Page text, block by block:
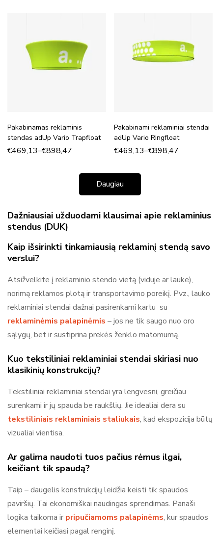
Pakabinamas reklaminis
stendas adUp Vario Trapfloat
€469,13–€898,47
Pakabinami reklaminiai stendai
adUp Vario Ringfloat
€469,13–€898,47
Daugiau
Dažniausiai užduodami klausimai apie reklaminius
stendus (DUK)
Kaip išsirinkti tinkamiausią reklaminį stendą savo
verslui?
Atsižvelkite į reklaminio stendo vietą (viduje ar lauke),
norimą reklamos plotą ir transportavimo poreikį. Pvz., lauko
reklaminiai stendai dažnai pasirenkami kartu su
reklaminėmis palapinėmis – jos ne tik saugo nuo oro
sąlygų, bet ir sustiprina prekės ženklo matomumą.
Kuo tekstiliniai reklaminiai stendai skiriasi nuo
klasikinių konstrukcijų?
Tekstiliniai reklaminiai stendai yra lengvesni, greičiau
surenkami ir jų spauda be raukšlių. Jie idealiai dera su
tekstiliniais reklaminiais staliukais, kad ekspozicija būtų
vizualiai vientisa.
Ar galima naudoti tuos pačius rėmus ilgai,
keičiant tik spaudą?
Taip – daugelis konstrukcijų leidžia keisti tik spaudos
paviršių. Tai ekonomiškai naudingas sprendimas. Panaši
logika taikoma ir pripučiamoms palapinėms, kur spaudos
elementai keičiasi pagal renginį.